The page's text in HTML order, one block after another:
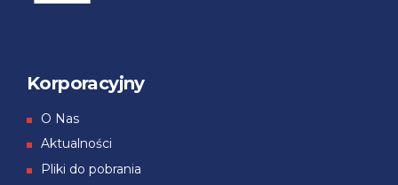
Korporacyjny
О Nas
Aktualności
Pliki do pobrania